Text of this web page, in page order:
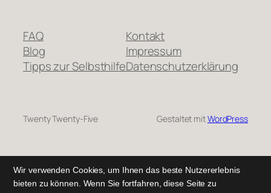
FAQ
Blog
Tipps zur Selbsthilfe
Kontakt
Impressum
Datenschutzerklärung
Twenty Twenty-Five Gestaltet mitWordPress
Wir verwenden Cookies, um Ihnen das beste Nutzererlebnis
bieten zu können. Wenn Sie fortfahren, diese Seite zu